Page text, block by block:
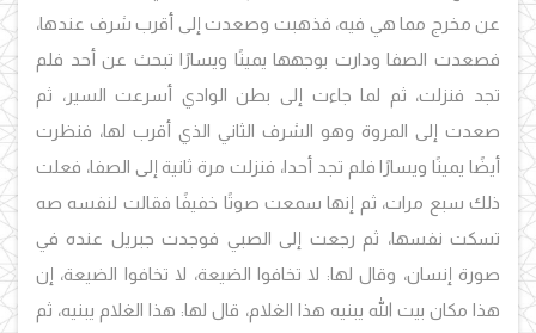
عن مخرج مما هي فيه، فذهبت وصعدت إلى أقرب شرف عندها،
فصعدت الصفا ودارت بوجهها يمينًا ويسارًا تبحث عن أحد فلم
تجد فنزلت، ثم لما جاءت إلى بطن الوادي أسرعت السير، ثم
صعدت إلى المروة وهو الشرف الثاني الذي أقرب لها، فنظرت
أيضًا يمينًا ويسارًا فلم تجد أحدا، فنزلت مرة ثانية إلى الصفا، فعلت
ذلك سبع مرات، ثم إنها سمعت صوتًا خفيفًا فقالت لنفسه صه
تسكت نفسها، ثم رجعت إلى الصبي فوجدت جبريل عنده في
صورة إنسان، وقال لها: لا تخافوا الضيعة، لا تخافوا الضيعة، إن
هذا مكان بيت الله يبنيه هذا الغلام، قال لها: هذا الغلام يبنيه، ثم